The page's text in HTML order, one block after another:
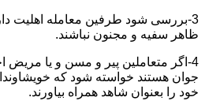
3-بررسی شود طرفین معامله اهلیت
ظاهر سفیه و مجنون نباشند.
4-اگر متعاملین پیر و مسن و یا مریض
جوان هستند خواسته شود که
خود را بعنوان شاهد همراه بیاورند.